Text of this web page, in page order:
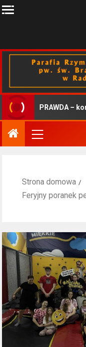
PRAWDA –
Strona domowa
Feryjny poranek